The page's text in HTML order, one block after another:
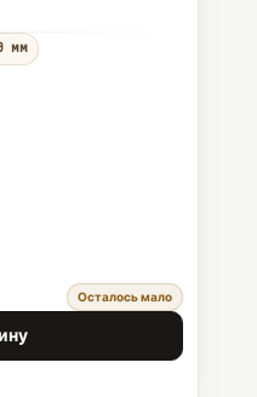
мм
Осталось мало